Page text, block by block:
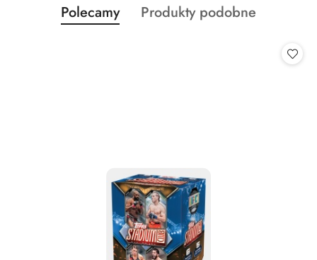
Pomiń karuzelę produktów
Produkty
o
Polecamy
Produkty
Produkty podobne